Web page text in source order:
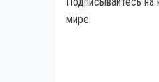
мире.